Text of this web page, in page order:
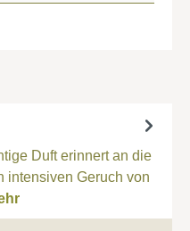
Duft erinnert an die
intensiven Geruch von